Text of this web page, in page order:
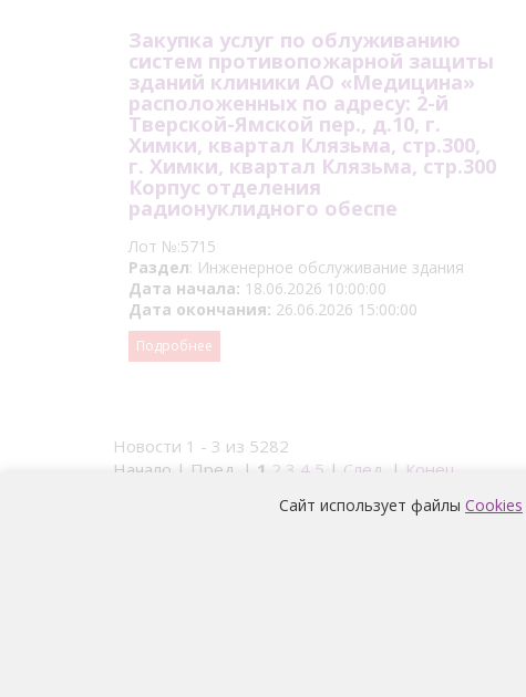
Закупка услуг по облуживанию
систем противопожарной защиты
зданий клиники АО «Медицина»
расположенных по адресу: 2-й
Тверской-Ямской пер., д.10, г.
Химки, квартал Клязьма, стр.300,
г. Химки, квартал Клязьма, стр.300
Корпус отделения
радионуклидного обеспе
Лот №:5715
Раздел: Инженерное обслуживание здания
Дата начала: 18.06.2026 10:00:00
Дата окончания: 26.06.2026 15:00:00
Подробнее
Новости 1 - 3 из 5282
Начало | Пред. | 1 2 3 4 5 | След. | Конец
Сайт использует файлы Cookies